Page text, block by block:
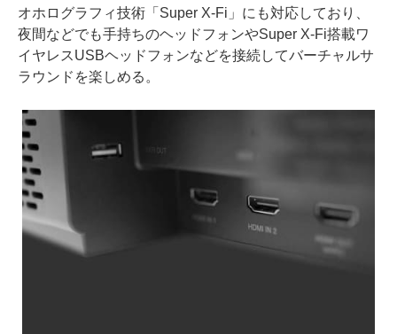
オホログラフィ技術「Super X-Fi」にも対応しており、
夜間などでも手持ちのヘッドフォンやSuper X-Fi搭載ワ
イヤレスUSBヘッドフォンなどを接続してバーチャルサ
ラウンドを楽しめる。